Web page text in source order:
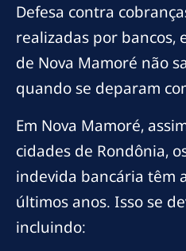
Defesa contra
realizadas por bancos,
de Nova Mamoré não
quando se deparam
Em Nova Mamoré,
cidades de Rondônia,
indevida bancária têm
últimos anos. Isso se
incluindo: